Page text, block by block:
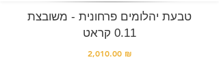
טבעת יהלומים פרחונית - משובצת
0.11 קראט
2,010.00 ₪